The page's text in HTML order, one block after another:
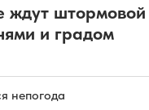
ждут штормовой
и градом
непогода